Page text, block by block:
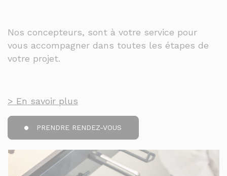
Nos concepteurs, sont à votre service pour
vous accompagner dans toutes les étapes de
votre projet.
> En savoir plus
PRENDRE RENDEZ-VOUS